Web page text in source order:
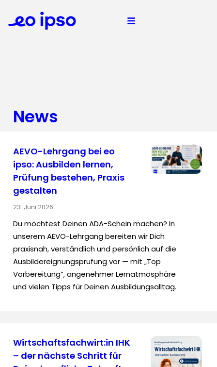
News
AEVO-Lehrgang bei eo
ipso: Ausbilden lernen,
Prüfung bestehen, Praxis
gestalten
23. Juni 2026
Du möchtest Deinen ADA-Schein machen? In
unserem AEVO-Lehrgang bereiten wir Dich
praxisnah, verständlich und persönlich auf die
Ausbildereignungsprüfung vor — mit „Top
Vorbereitung“, angenehmer Lernatmosphäre
und vielen Tipps für Deinen Ausbildungsalltag.
Wirtschaftsfachwirt:in IHK
– der nächste Schritt für